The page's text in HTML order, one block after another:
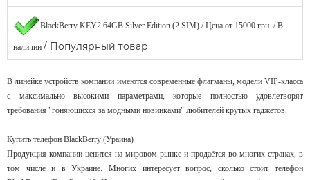
BlackBerry KEY2 64GB Silver Edition (2 SIM) / Цена от 15000 грн. / В
наличии / Популярный товар
В линейке устройств компании имеются современные флагманы, модели VIP-класса
с максимально высокими параметрами, которые полностью удовлетворят
требования "гоняющихся за модными новинками" любителей крутых гаджетов.
Купить телефон BlackBerry (Ураина)
Продукция компании ценится на мировом рынке и продаётся во многих странах, в
том числе и в Украине. Многих интересует вопрос, сколько стоит телефон